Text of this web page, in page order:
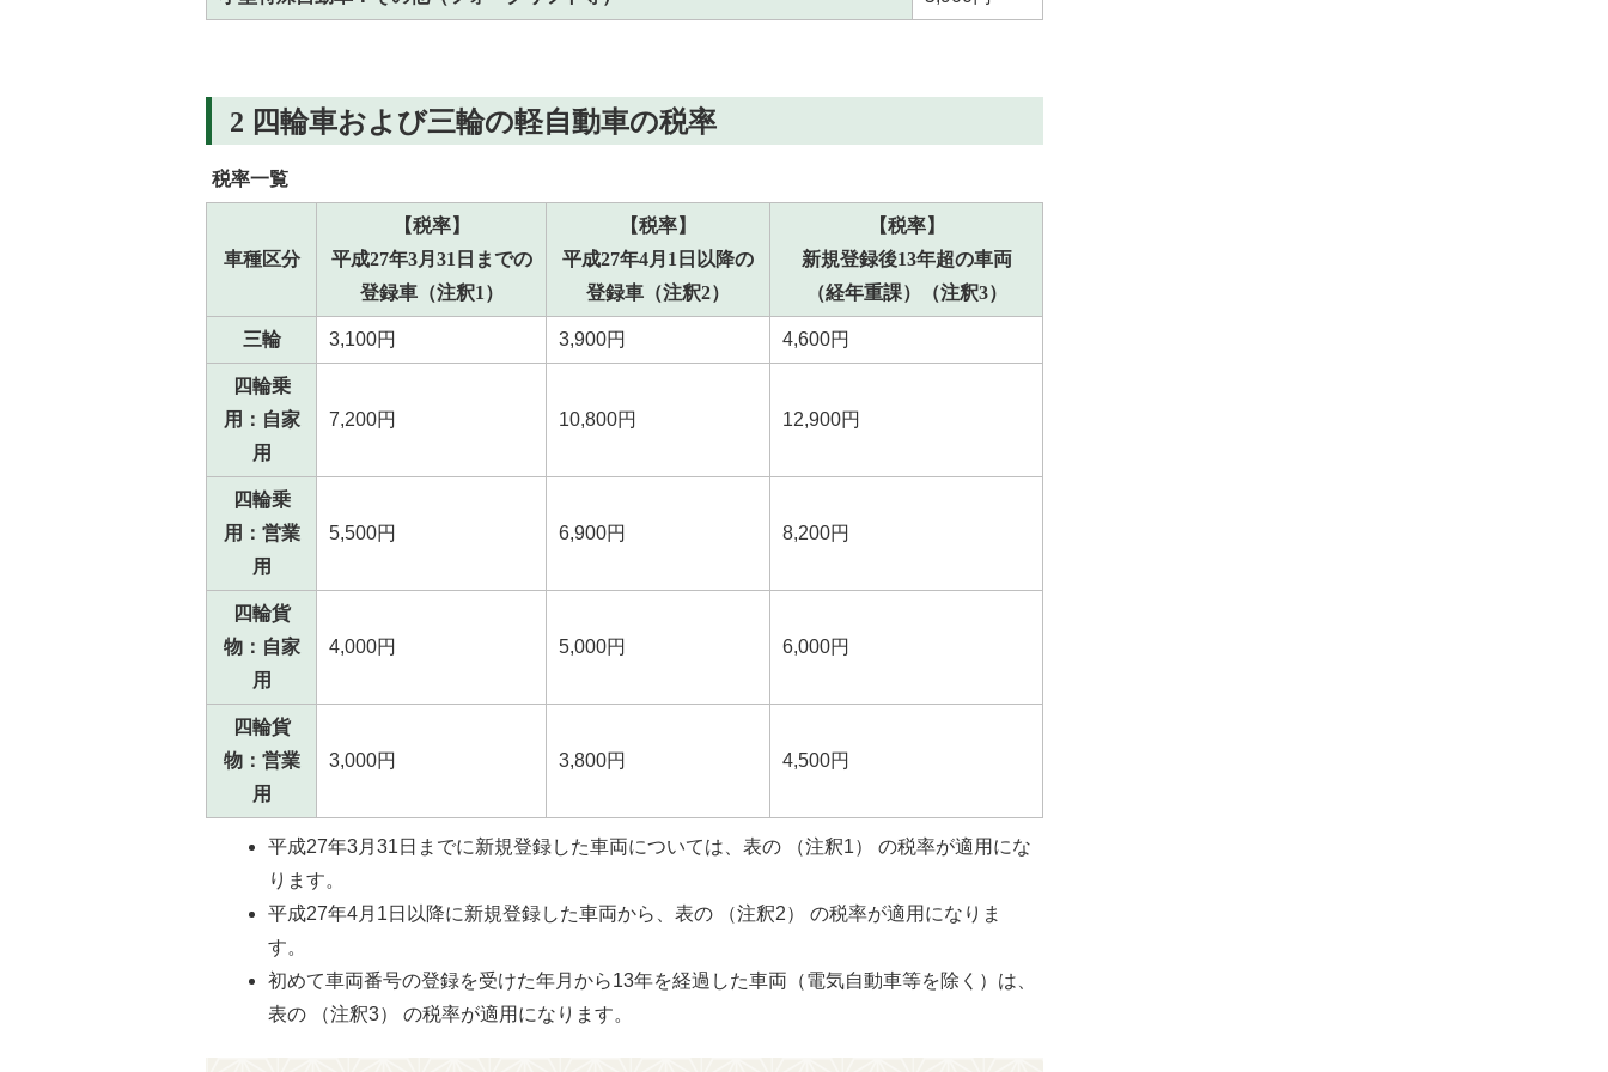
2 四輪車および三輪の軽自動車の税率
税率一覧
車種区分
【税率】
平成27年3月31日までの
登録車（注釈1）
【税率】
平成27年4月1日以降の
登録車（注釈2）
【税率】
新規登録後13年超の車両
（経年重課）（注釈3）
三輪 3,100円 3,900円 4,600円
四輪乗
用：自家
用
7,200円 10,800円 12,900円
四輪乗
用：営業
用
5,500円 6,900円 8,200円
四輪貨
物：自家
用
4,000円 5,000円 6,000円
四輪貨
物：営業
用
3,000円 3,800円 4,500円
平成27年3月31日までに新規登録した車両については、表の （注釈1） の税率が適用にな
ります。
平成27年4月1日以降に新規登録した車両から、表の （注釈2） の税率が適用になりま
す。
初めて車両番号の登録を受けた年月から13年を経過した車両（電気自動車等を除く）は、
表の （注釈3） の税率が適用になります。